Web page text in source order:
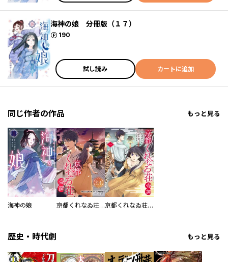
海神の娘 分冊版（１７）
190
ポイント
試し読み カートに追加
同じ作者の作品 もっと見る
海神の娘 京都くれなゐ荘奇譚 連載版 京都くれなゐ荘奇譚
歴史・時代劇 もっと見る